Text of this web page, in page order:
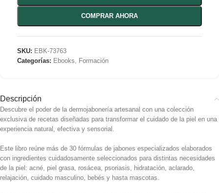
COMPRAR AHORA
SKU: EBK-73763
Categorías: Ebooks, Formación
Descripción
Descubre el poder de la dermojabonería artesanal con una colección
exclusiva de recetas diseñadas para transformar el cuidado de la piel en una
experiencia natural, efectiva y sensorial.
Este libro reúne más de 30 fórmulas de jabones especializados elaborados
con ingredientes cuidadosamente seleccionados para distintas necesidades
de la piel: acné, piel grasa, rosácea, psoriasis, hidratación, aclarado,
relajación, cuidado masculino, bebés y hasta mascotas.